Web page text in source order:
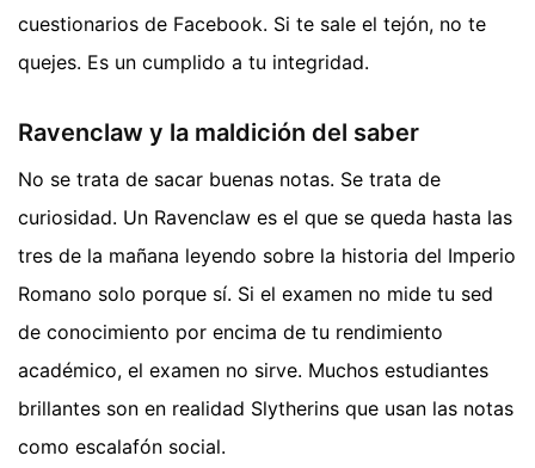
cuestionarios de Facebook. Si te sale el tejón, no te
quejes. Es un cumplido a tu integridad.
Ravenclaw y la maldición del saber
No se trata de sacar buenas notas. Se trata de
curiosidad. Un Ravenclaw es el que se queda hasta las
tres de la mañana leyendo sobre la historia del Imperio
Romano solo porque sí. Si el examen no mide tu sed
de conocimiento por encima de tu rendimiento
académico, el examen no sirve. Muchos estudiantes
brillantes son en realidad Slytherins que usan las notas
como escalafón social.